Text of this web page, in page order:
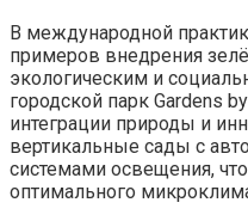
В международной
примеров внедрения
экологическим и
городской парк Gardens
интеграции природы и
вертикальные сады с
системами освещения,
оптимального